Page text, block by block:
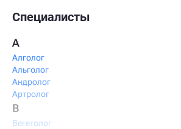
Специалисты
А
Алголог
Альголог
Андролог
Артролог
В
Вегетолог